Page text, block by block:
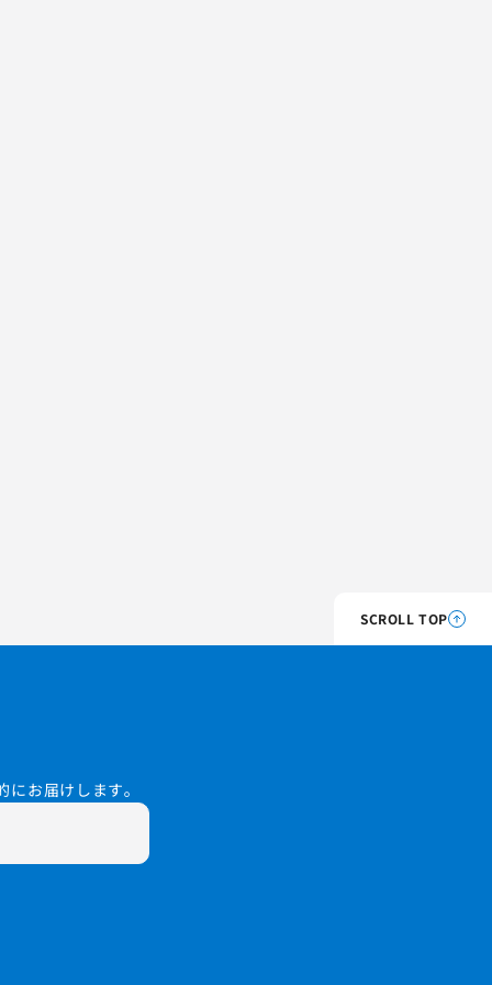
SCROLL TOP
お届けします。